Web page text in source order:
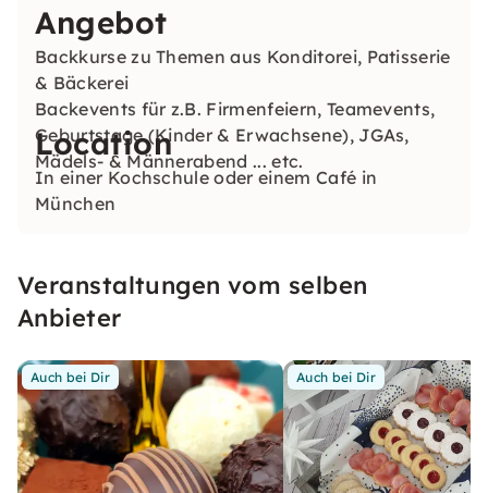
Angebot
Backkurse zu Themen aus Konditorei, Patisserie
& Bäckerei
Backevents für z.B. Firmenfeiern, Teamevents,
Geburtstage (Kinder & Erwachsene), JGAs,
Mädels- & Männerabend ... etc.
Location
In einer Kochschule oder einem Café in
München
Veranstaltungen vom selben
Anbieter
Auch bei Dir Auch bei Dir